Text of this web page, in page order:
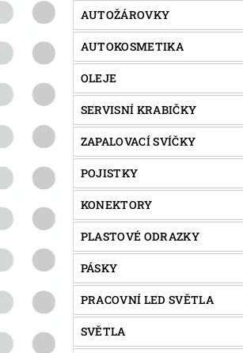
PRODÁVANÉ ZNAČKY
AUTOŽÁROVKY
AUTOKOSMETIKA
OLEJE
SERVISNÍ KRABIČKY
ZAPALOVACÍ SVÍČKY
POJISTKY
KONEKTORY
PLASTOVÉ ODRAZKY
PÁSKY
PRACOVNÍ LED SVĚTLA
SVĚTLA